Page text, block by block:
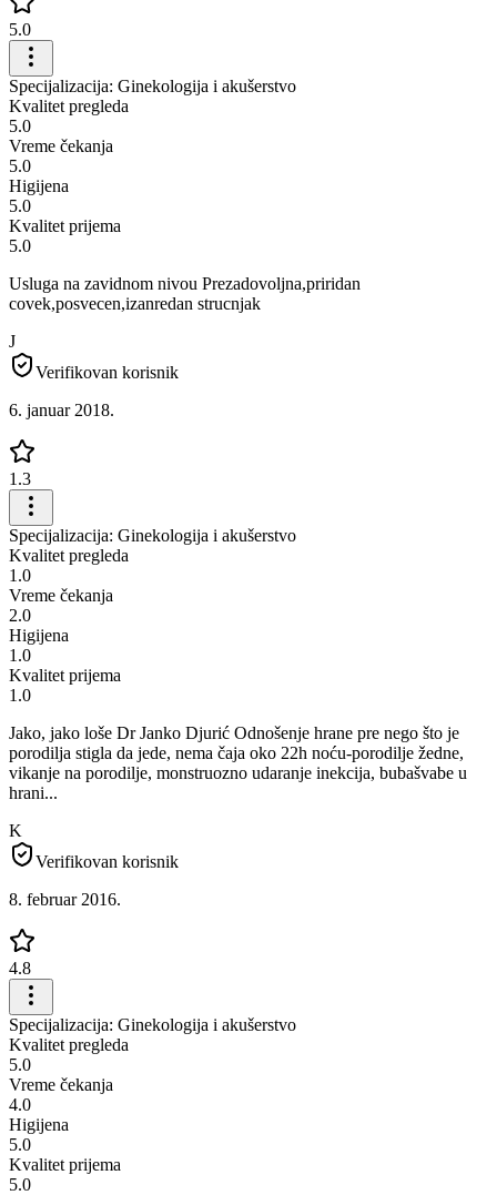
5.0
Specijalizacija: Ginekologija i akušerstvo
Kvalitet pregleda
5.0
Vreme čekanja
5.0
Higijena
5.0
Kvalitet prijema
5.0
Usluga na zavidnom nivou Prezadovoljna,priridan
covek,posvecen,izanredan strucnjak
J
Verifikovan korisnik
6. januar 2018.
1.3
Specijalizacija: Ginekologija i akušerstvo
Kvalitet pregleda
1.0
Vreme čekanja
2.0
Higijena
1.0
Kvalitet prijema
1.0
Jako, jako loše Dr Janko Djurić Odnošenje hrane pre nego što je
porodilja stigla da jede, nema čaja oko 22h noću-porodilje žedne,
vikanje na porodilje, monstruozno udaranje inekcija, bubašvabe u
hrani...
K
Verifikovan korisnik
8. februar 2016.
4.8
Specijalizacija: Ginekologija i akušerstvo
Kvalitet pregleda
5.0
Vreme čekanja
4.0
Higijena
5.0
Kvalitet prijema
5.0